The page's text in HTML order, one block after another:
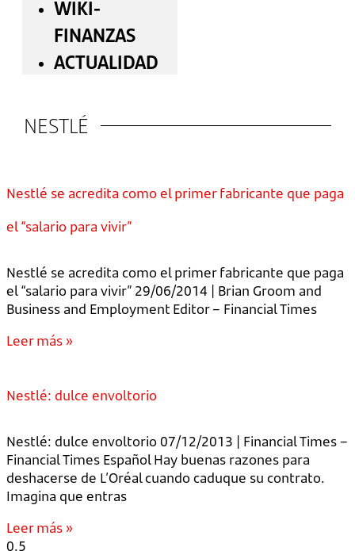
WIKI-
FINANZAS
ACTUALIDAD
NESTLÉ
Nestlé se acredita como el primer fabricante que paga
el “salario para vivir”
Nestlé se acredita como el primer fabricante que paga
el “salario para vivir” 29/06/2014 | Brian Groom and
Business and Employment Editor – Financial Times
Leer más »
Nestlé: dulce envoltorio
Nestlé: dulce envoltorio 07/12/2013 | Financial Times –
Financial Times Español Hay buenas razones para
deshacerse de L’Oréal cuando caduque su contrato.
Imagina que entras
Leer más »